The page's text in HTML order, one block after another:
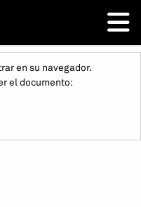
en su navegador.
el documento: